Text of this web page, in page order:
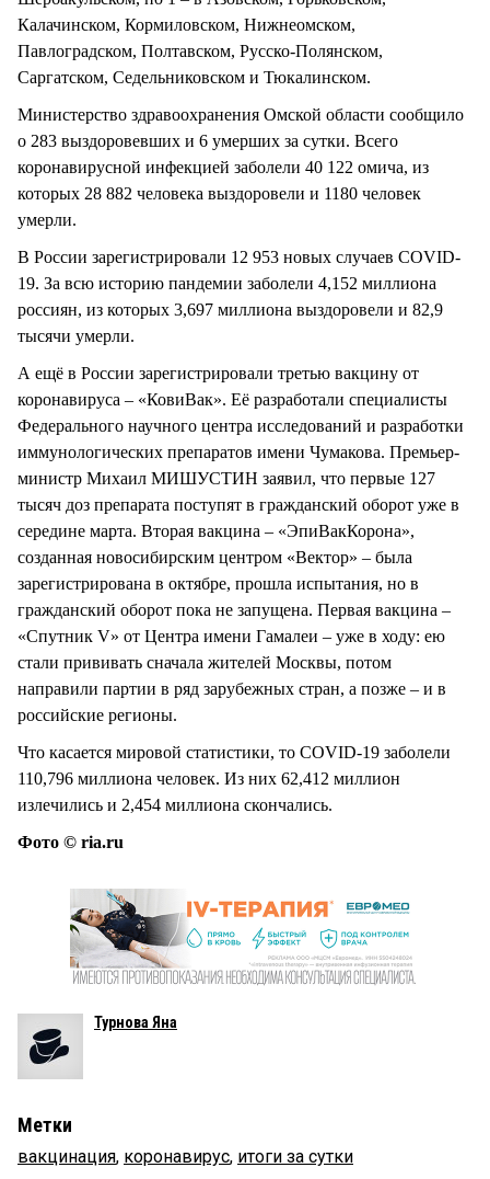
Калачинском, Кормиловском, Нижнеомском,
Павлоградском, Полтавском, Русско-Полянском,
Саргатском, Седельниковском и Тюкалинском.
Министерство здравоохранения Омской области сообщило
о 283 выздоровевших и 6 умерших за сутки. Всего
коронавирусной инфекцией заболели 40 122 омича, из
которых 28 882 человека выздоровели и 1180 человек
умерли.
В России зарегистрировали 12 953 новых случаев COVID-
19. За всю историю пандемии заболели 4,152 миллиона
россиян, из которых 3,697 миллиона выздоровели и 82,9
тысячи умерли.
А ещё в России зарегистрировали третью вакцину от
коронавируса – «КовиВак». Её разработали специалисты
Федерального научного центра исследований и разработки
иммунологических препаратов имени Чумакова. Премьер-
министр Михаил МИШУСТИН заявил, что первые 127
тысяч доз препарата поступят в гражданский оборот уже в
середине марта. Вторая вакцина – «ЭпиВакКорона»,
созданная новосибирским центром «Вектор» – была
зарегистрирована в октябре, прошла испытания, но в
гражданский оборот пока не запущена. Первая вакцина –
«Спутник V» от Центра имени Гамалеи – уже в ходу: ею
стали прививать сначала жителей Москвы, потом
направили партии в ряд зарубежных стран, а позже – и в
российские регионы.
Что касается мировой статистики, то COVID-19 заболели
110,796 миллиона человек. Из них 62,412 миллион
излечились и 2,454 миллиона скончались.
Фото © ria.ru
Турнова Яна
Метки
вакцинация, коронавирус, итоги за сутки